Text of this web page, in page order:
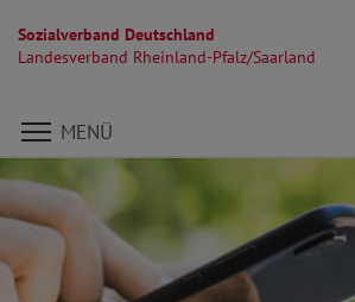
Sozialverband Deutschland
Landesverband Rheinland-Pfalz/Saarland
Direkt zu den Inhalten springen
MENÜ